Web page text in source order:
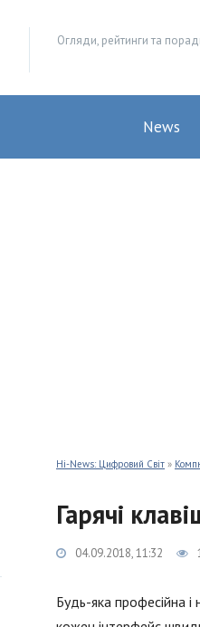
Огляди, рейтинги та
News
Hi-News: Цифровий Світ »
Гарячі
04.09.2018, 11:32
Будь-яка професійна